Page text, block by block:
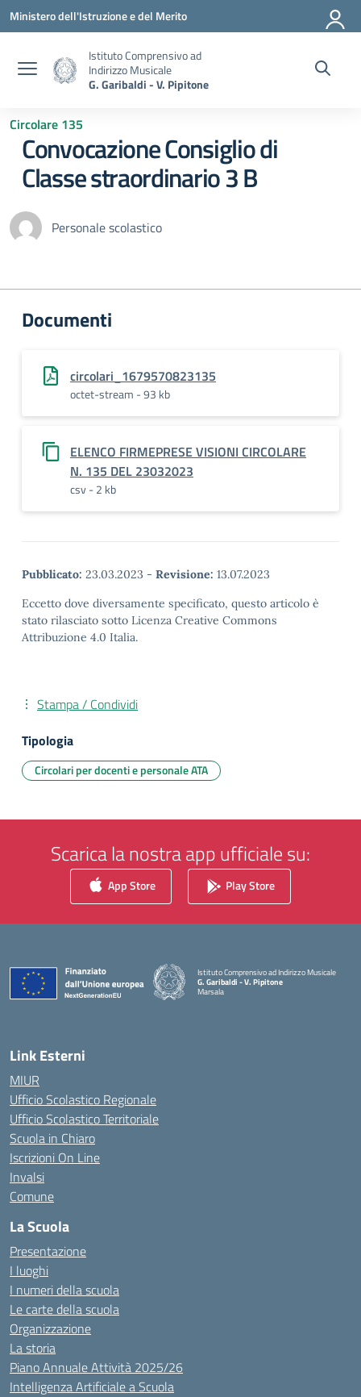
Vai ai contenuti
Vai al menu di navigazione
Vai al footer
Ministero dell'Istruzione e del Merito
Istituto Comprensivo ad
Indirizzo Musicale
G. Garibaldi - V. Pipitone
Circolare 135
Convocazione Consiglio di
Classe straordinario 3 B
Personale scolastico
Documenti
circolari_1679570823135
octet-stream - 93 kb
ELENCO FIRMEPRESE VISIONI CIRCOLARE
N. 135 DEL 23032023
csv - 2 kb
Pubblicato: 23.03.2023 - Revisione: 13.07.2023
Eccetto dove diversamente specificato, questo articolo è
stato rilasciato sotto Licenza Creative Commons
Attribuzione 4.0 Italia.
Stampa / Condividi
Tipologia
Circolari per docenti e personale ATA
Scarica la nostra app ufficiale su:
App Store Play Store
Istituto Comprensivo ad Indirizzo Musicale
G. Garibaldi - V. Pipitone
Marsala
Link Esterni
MIUR
Ufficio Scolastico Regionale
Ufficio Scolastico Territoriale
Scuola in Chiaro
Iscrizioni On Line
Invalsi
Comune
La Scuola
Presentazione
I luoghi
I numeri della scuola
Le carte della scuola
Organizzazione
La storia
Piano Annuale Attività 2025/26
Intelligenza Artificiale a Scuola